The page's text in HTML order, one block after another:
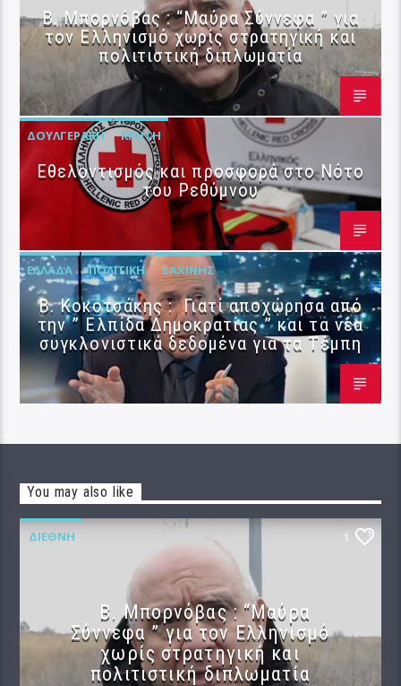
B. Μπορνόβας : “Μαύρα Σύννεφα ” για
τον Ελληνισμό χωρίς στρατηγική και
πολιτιστική διπλωματία
ΔΟΥΛΓΕΡΆΚΗ ΚΡΉΤΗ
Εθελοντισμός και προσφορά στο Νότο
του Ρεθύμνου
ΕΛΛΆΔΑ ΠΟΛΙΤΙΚΉ ΣΑΧΊΝΗΣ
Β. Κοκοτσάκης : Γιατί αποχώρησα από
την ” Ελπίδα Δημοκρατίας ” και τα νέα
συγκλονιστικά δεδομένα για τα Τέμπη
You may also like
ΔΙΕΘΝΉ 1
B. Μπορνόβας : “Μαύρα
Σύννεφα ” για τον Ελληνισμό
χωρίς στρατηγική και
πολιτιστική διπλωματία